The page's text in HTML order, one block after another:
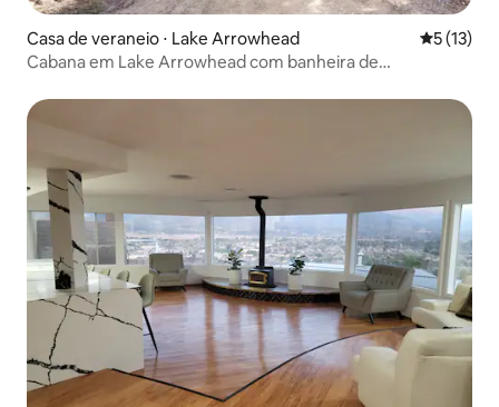
Casa de veraneio ⋅ Lake Arrowhead 5 de uma
5 (13)
Cabana em Lake Arrowhead com banheira de